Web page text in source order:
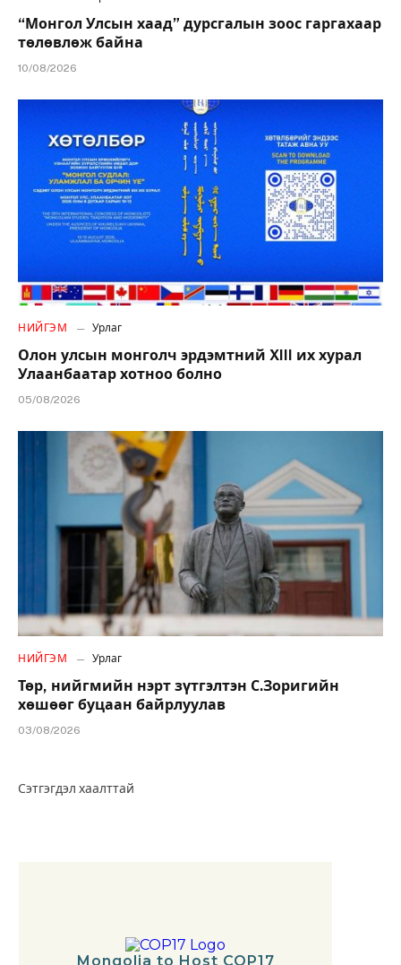
“Монгол Улсын хаад” дурсгалын зоос гаргахаар
төлөвлөж байна
10/08/2026
НИЙГЭМ Урлаг
Олон улсын монголч эрдэмтний XIII их хурал
Улаанбаатар хотноо болно
05/08/2026
НИЙГЭМ Урлаг
Төр, нийгмийн нэрт зүтгэлтэн С.Зоригийн
хөшөөг буцаан байрлуулав
03/08/2026
Сэтгэгдэл хаалттай